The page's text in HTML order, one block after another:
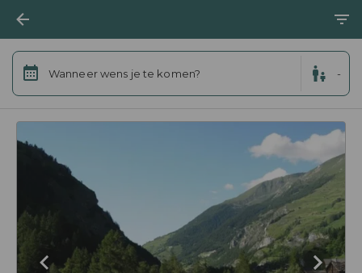
Wanneer wens je te komen? -